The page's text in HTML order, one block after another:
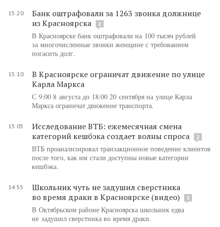
15:20
Банк оштрафовали за 1263 звонка должнице
из Красноярска
2
В Красноярске банк оштрафовали на 100 тысяч рублей
за многочисленные звонки женщине с требованием
погасить долг.
15:10
В Красноярске ограничат движение по улице
Карла Маркса
С 9:00 8 августа до 18:00 20 сентября на улице Карла
Маркса ограничат движение транспорта.
15:05
Исследование ВТБ: ежемесячная смена
категорий кешбэка создает волны спроса
2
ВТБ проанализировал транзакционное поведение клиентов
после того, как им стали доступны новые категории
кешбэка.
14:55
Школьник чуть не задушил сверстника
во время драки в Красноярске (видео)
3
В Октябрьском районе Красноярска школьник едва
не задушил сверстника во время драки.